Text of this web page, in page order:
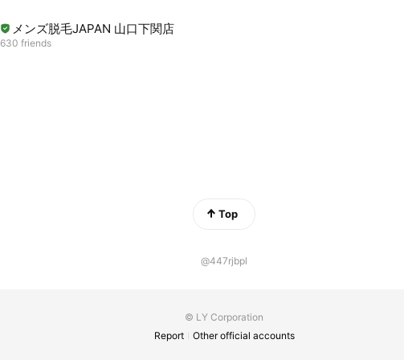
メンズ脱毛JAPAN 山口下関店
630 friends
Top
@447rjbpl
© LY Corporation
Report
Other official accounts